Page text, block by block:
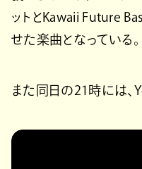
ットとKawaii Future
せた楽曲となっている。
また同日の21時には、